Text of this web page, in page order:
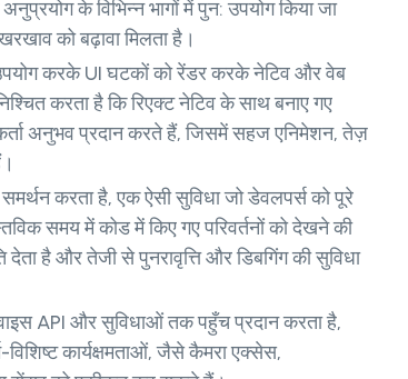
के विभिन्न भागों में पुन: उपयोग किया जा
को बढ़ावा मिलता है।
करके UI घटकों को रेंडर करके नेटिव और वेब
करता है कि रिएक्ट नेटिव के साथ बनाए गए
अनुभव प्रदान करते हैं, जिसमें सहज एनिमेशन, तेज़
समर्थन करता है, एक ऐसी सुविधा जो डेवलपर्स को पूरे
समय में कोड में किए गए परिवर्तनों को देखने की
है और तेजी से पुनरावृत्ति और डिबगिंग की सुविधा
API और सुविधाओं तक पहुँच प्रदान करता है,
कार्यक्षमताओं, जैसे कैमरा एक्सेस,